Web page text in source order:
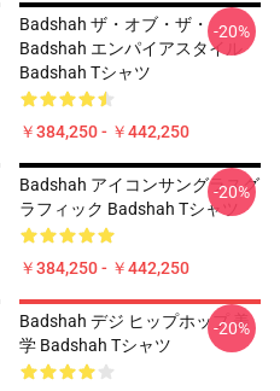
Badshah ザ・オブ・ザ・
Badshah エンパイアスタイル
Badshah Tシャツ
￥384,250 - ￥442,250
-20%
Badshah アイコンサングラスグ
ラフィック Badshah Tシャツ
￥384,250 - ￥442,250
-20%
Badshah デジ ヒップホップ 美
学 Badshah Tシャツ
-20%